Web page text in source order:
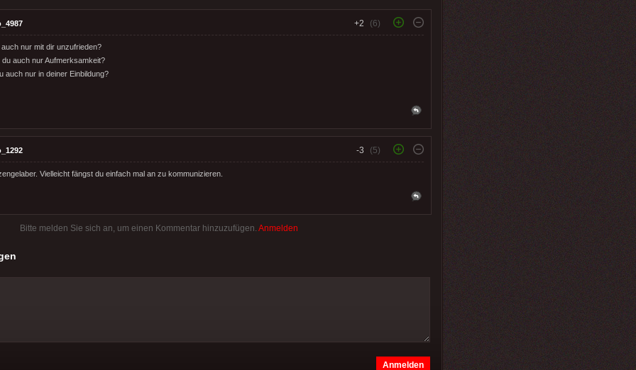
+2 (6)
nur mit dir unzufrieden?
auch nur Aufmerksamkeit?
auch nur in deiner Einbildung?
-3 (5)
Vielleicht fängst du einfach mal an zu kommunizieren.
Bitte melden Sie sich an, um einen Kommentar hinzuzufügen. Anmelden